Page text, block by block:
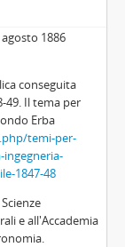
1886
conseguita
49. Il tema per
Erba
temi-per-
ingegneria-
1847-48
e all'Accademia